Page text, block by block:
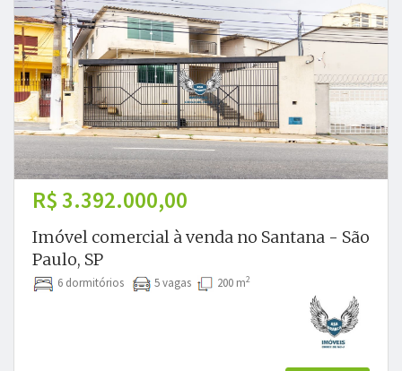
R$ 3.392.000,00
Imóvel comercial à venda no Santana - São
Paulo, SP
6 dormitórios 5 vagas 200 m2